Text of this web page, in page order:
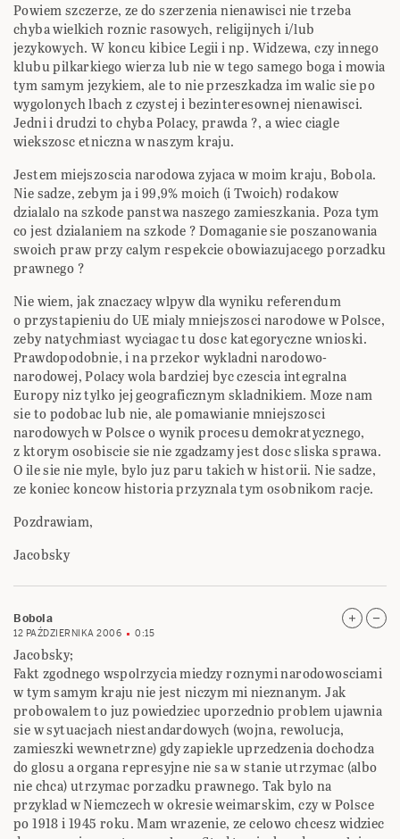
Powiem szczerze, ze do szerzenia nienawisci nie trzeba
chyba wielkich roznic rasowych, religijnych i/lub
jezykowych. W koncu kibice Legii i np. Widzewa, czy innego
klubu pilkarkiego wierza lub nie w tego samego boga i mowia
tym samym jezykiem, ale to nie przeszkadza im walic sie po
wygolonych lbach z czystej i bezinteresownej nienawisci.
Jedni i drudzi to chyba Polacy, prawda ?, a wiec ciagle
wiekszosc etniczna w naszym kraju.
Jestem miejszoscia narodowa zyjaca w moim kraju, Bobola.
Nie sadze, zebym ja i 99,9% moich (i Twoich) rodakow
dzialalo na szkode panstwa naszego zamieszkania. Poza tym
co jest dzialaniem na szkode ? Domaganie sie poszanowania
swoich praw przy calym respekcie obowiazujacego porzadku
prawnego ?
Nie wiem, jak znaczacy wlpyw dla wyniku referendum
o przystapieniu do UE mialy mniejszosci narodowe w Polsce,
zeby natychmiast wyciagac tu dosc kategoryczne wnioski.
Prawdopodobnie, i na przekor wykladni narodowo-
narodowej, Polacy wola bardziej byc czescia integralna
Europy niz tylko jej geograficznym skladnikiem. Moze nam
sie to podobac lub nie, ale pomawianie mniejszosci
narodowych w Polsce o wynik procesu demokratycznego,
z ktorym osobiscie sie nie zgadzamy jest dosc sliska sprawa.
O ile sie nie myle, bylo juz paru takich w historii. Nie sadze,
ze koniec koncow historia przyznala tym osobnikom racje.
Pozdrawiam,
Jacobsky
Bobola
12 PAŹDZIERNIKA 2006 0:15
Jacobsky;
Fakt zgodnego wspolrzycia miedzy roznymi narodowosciami
w tym samym kraju nie jest niczym mi nieznanym. Jak
probowalem to juz powiedziec uporzednio problem ujawnia
sie w sytuacjach niestandardowych (wojna, rewolucja,
zamieszki wewnetrzne) gdy zapiekle uprzedzenia dochodza
do glosu a organa represyjne nie sa w stanie utrzymac (albo
nie chca) utrzymac porzadku prawnego. Tak bylo na
przyklad w Niemczech w okresie weimarskim, czy w Polsce
po 1918 i 1945 roku. Mam wrazenie, ze celowo chcesz widziec